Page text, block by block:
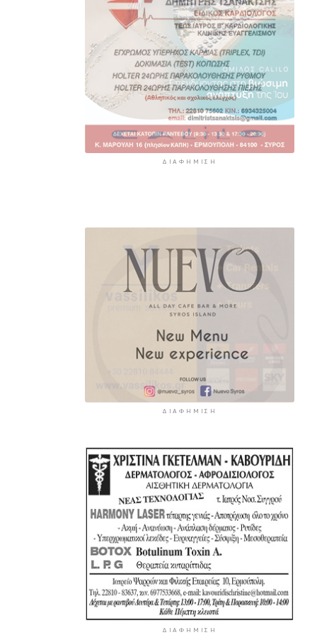
και η TUI συνεχίζουν την
εξαιρετικά επιτυχημένη
συνεργασία έως το 2030
6 ώρες 37 λεπτά πρίν
ΔΙΑΦΉΜΙΣΗ
ΔΙΑΦΉΜΙΣΗ
ΔΙΑΦΉΜΙΣΗ